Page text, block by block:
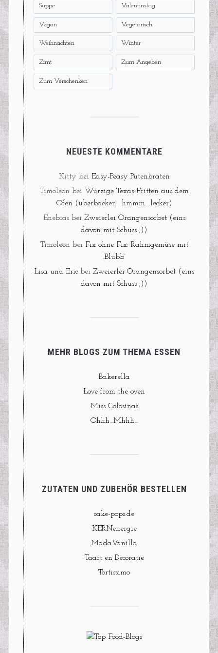
Suppe Valentinstag
Vegan Vegetarisch
Weihnachten Winter
Zimt Zum Angeben
Zum Verschenken
NEUESTE KOMMENTARE
Kitty bei Easy-Peasy Putenbraten
Timoleon bei Würzige Texas-Fritten aus dem
Ofen (überbacken….hmmm….lecker)
Enebiasbei Zweierlei Orangensorbet (eins
davon mit Schuss ;))
Timoleon bei Fix ohne Fix: Rahmgemüse mit
„Blubb“
Lisa und Eric bei Zweierlei Orangensorbet (eins
davon mit Schuss ;))
MEHR BLOGS ZUM THEMA ESSEN
Bakerella
Love from the oven
Miss Golosinas
Ohhh…Mhhh…
ZUTATEN UND ZUBEHÖR BESTELLEN
cake-pops.de
KERNenergie
MadaVanilla
Taart en Decoratie
Tortissimo